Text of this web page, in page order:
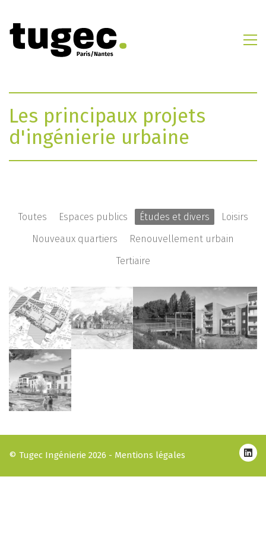
Les principaux projets
d'ingénierie urbaine
Toutes Espaces publics Études et divers
Loisirs
Nouveaux quartiers
Renouvellement urbain
Tertiaire
© Tugec Ingénierie 2026 - Mentions légales